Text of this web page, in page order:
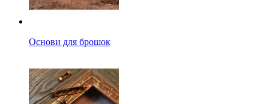
Основи для брошок